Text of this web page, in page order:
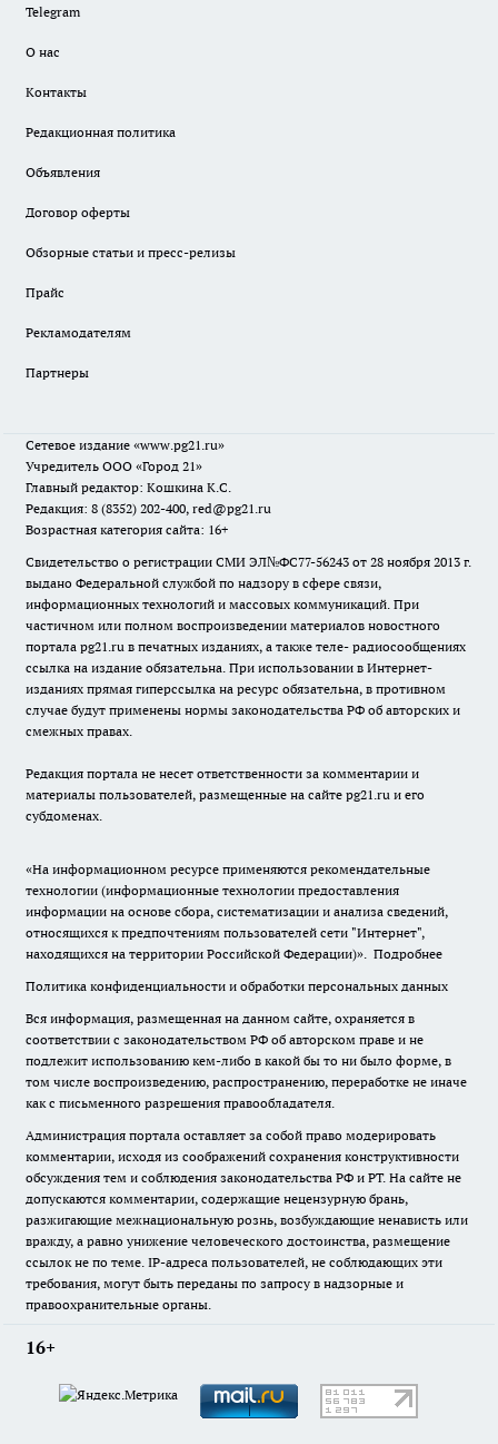
Telegram
О нас
Контакты
Редакционная политика
Объявления
Договор оферты
Обзорные статьи и пресс-релизы
Прайс
Рекламодателям
Партнеры
Сетевое издание «www.pg21.ru»
Учредитель ООО «Город 21»
Главный редактор: Кошкина К.С.
Редакция: 8 (8352) 202-400, red@pg21.ru
Возрастная категория сайта: 16+
Свидетельство о регистрации СМИ ЭЛ№ФС77-56243 от 28 ноября 2013 г.
выдано Федеральной службой по надзору в сфере связи,
информационных технологий и массовых коммуникаций. При
частичном или полном воспроизведении материалов новостного
портала pg21.ru в печатных изданиях, а также теле- радиосообщениях
ссылка на издание обязательна. При использовании в Интернет-
изданиях прямая гиперссылка на ресурс обязательна, в противном
случае будут применены нормы законодательства РФ об авторских и
смежных правах.
Редакция портала не несет ответственности за комментарии и
материалы пользователей, размещенные на сайте pg21.ru и его
субдоменах.
«На информационном ресурсе применяются рекомендательные
технологии (информационные технологии предоставления
информации на основе сбора, систематизации и анализа сведений,
относящихся к предпочтениям пользователей сети "Интернет",
находящихся на территории Российской Федерации)». Подробнее
Политика конфиденциальности и обработки персональных данных
Вся информация, размещенная на данном сайте, охраняется в
соответствии с законодательством РФ об авторском праве и не
подлежит использованию кем-либо в какой бы то ни было форме, в
том числе воспроизведению, распространению, переработке не иначе
как с письменного разрешения правообладателя.
Администрация портала оставляет за собой право модерировать
комментарии, исходя из соображений сохранения конструктивности
обсуждения тем и соблюдения законодательства РФ и РТ. На сайте не
допускаются комментарии, содержащие нецензурную брань,
разжигающие межнациональную рознь, возбуждающие ненависть или
вражду, а равно унижение человеческого достоинства, размещение
ссылок не по теме. IP-адреса пользователей, не соблюдающих эти
требования, могут быть переданы по запросу в надзорные и
правоохранительные органы.
16+